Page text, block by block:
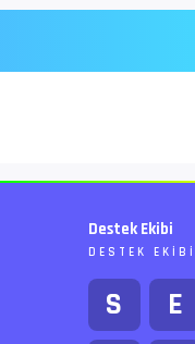
Destek Ekibi
DESTEK EKIBI
S E